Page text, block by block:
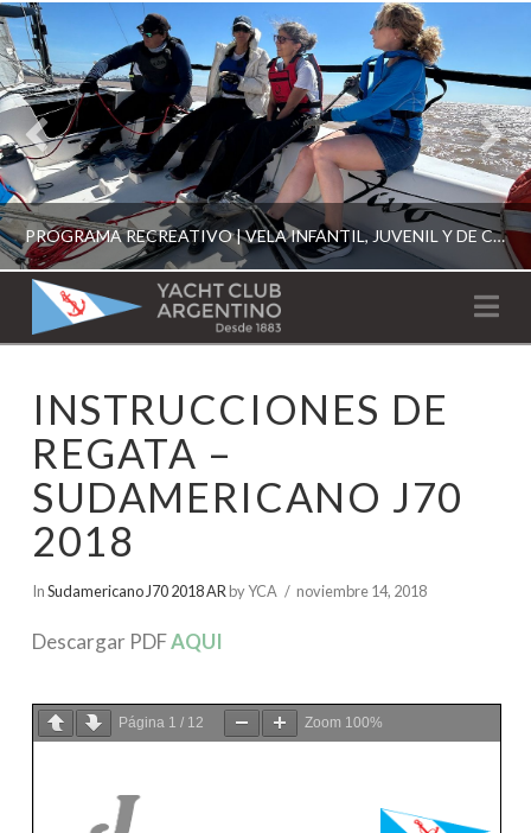
PROGRAMA RECREATIVO | VELA INFANTIL, JUVENIL Y DE CRUCERO 2026
ESCUELA RECREATIVA 2026
YACHT
CLUB
ARGENTINO
INSTRUCCIONES DE
REGATA –
SUDAMERICANO J70
2018
InSudamericano J70 2018 AR by YCA noviembre 14, 2018
Descargar PDFAQUI
Página 1 / 12 Zoom 100%